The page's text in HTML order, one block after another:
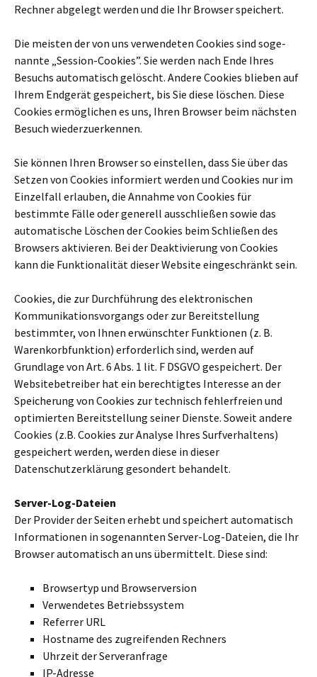
Rechner abge­legt werden und die Ihr Browser spei­chert.
Die mei­sten der von uns ver­wen­de­ten Cookies sind soge­
nannte „Session-Cookies”. Sie werden nach Ende Ihres
Besuchs auto­ma­tisch gelöscht. Andere Cookies blie­ben auf
Ihrem Endgerät gespei­chert, bis Sie diese löschen. Diese
Cookies ermög­li­chen es uns, Ihren Browser beim näch­sten
Besuch wie­der­zu­er­ken­nen.
Sie können Ihren Browser so ein­stel­len, dass Sie über das
Setzen von Cookies infor­miert werden und Cookies nur im
Einzelfall erlau­ben, die Annahme von Cookies für
bestimmte Fälle oder gene­rell aus­schlie­ßen sowie das
auto­ma­ti­sche Löschen der Cookies beim Schließen des
Browsers akti­vie­ren. Bei der Deaktivierung von Cookies
kann die Funktionalität dieser Website ein­ge­schränkt sein.
Cookies, die zur Durchführung des elek­tro­ni­schen
Kommunikationsvorgangs oder zur Bereitstellung
bestimm­ter, von Ihnen erwünsch­ter Funktionen (z. B.
Warenkorbfunktion) erfor­der­lich sind, werden auf
Grundlage von Art. 6 Abs. 1 lit. F DSGVO gespei­chert. Der
Websitebetreiber hat ein berech­tig­tes Interesse an der
Speicherung von Cookies zur tech­nisch feh­ler­freien und
opti­mier­ten Bereitstellung seiner Dienste. Soweit andere
Cookies (z.B. Cookies zur Analyse Ihres Surfverhaltens)
gespei­chert werden, werden diese in dieser
Datenschutzerklärung geson­dert behan­delt.
Server-Log-Dateien
Der Provider der Seiten erhebt und spei­chert auto­ma­tisch
Informationen in soge­nann­ten Server-Log-Dateien, die Ihr
Browser auto­ma­tisch an uns über­mit­telt. Diese sind:
Browsertyp und Browserversion
Verwendetes Betriebssystem
Referrer URL
Hostname des zugrei­fen­den Rechners
Uhrzeit der Serveranfrage
IP-Adresse